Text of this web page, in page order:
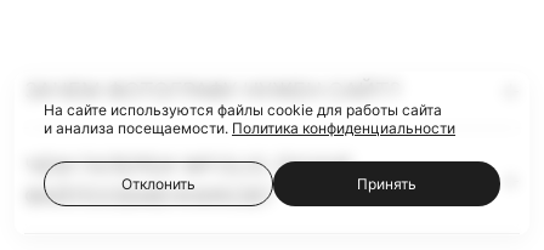
ЧЕМ ГАЛЕРЕИ WFOLIO ЛУЧШЕ
ФАЙЛООБМЕННИКОВ?
На сайте используются файлы cookie для работы сайта
и анализа посещаемости. Политика конфиденциальности
Отклонить Принять